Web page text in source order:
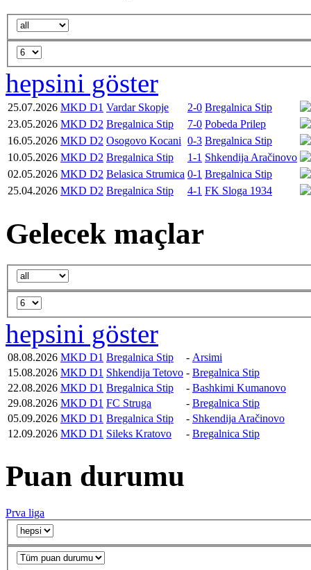
hepsini göster
25.07.2026 MKD D1 Vardar Skopje 2-0 Bregalnica Stip
23.05.2026 MKD D2 Bregalnica Stip 7-0 Pobeda Prilep
16.05.2026 MKD D2 Osogovo Kocani 0-3 Bregalnica Stip
10.05.2026 MKD D2 Bregalnica Stip 1-1 Shkendija Aračinovo
02.05.2026 MKD D2 Belasica Strumica 0-1 Bregalnica Stip
25.04.2026 MKD D2 Bregalnica Stip 4-1 FK Sloga 1934
Gelecek maçlar
hepsini göster
08.08.2026 MKD D1 Bregalnica Stip - Arsimi
15.08.2026 MKD D1 Shkendija Tetovo - Bregalnica Stip
22.08.2026 MKD D1 Bregalnica Stip - Bashkimi Kumanovo
29.08.2026 MKD D1 FC Struga - Bregalnica Stip
05.09.2026 MKD D1 Bregalnica Stip - Shkendija Aračinovo
12.09.2026 MKD D1 Sileks Kratovo - Bregalnica Stip
Puan durumu
Prva liga